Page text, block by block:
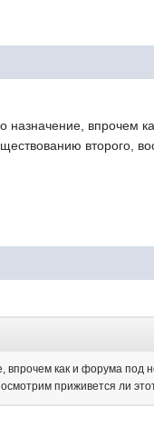
назначение, впрочем
второго,
впрочем как и форума под
приживется ли